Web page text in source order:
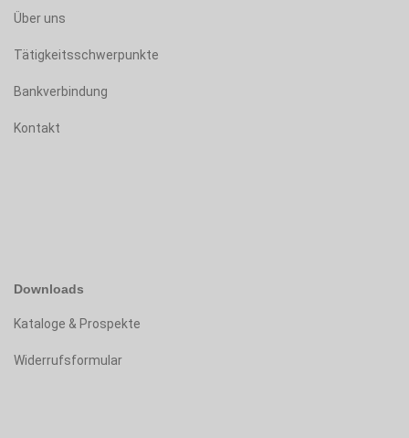
Über uns
Tätigkeitsschwerpunkte
Bankverbindung
Kontakt
Downloads
Kataloge & Prospekte
Widerrufsformular